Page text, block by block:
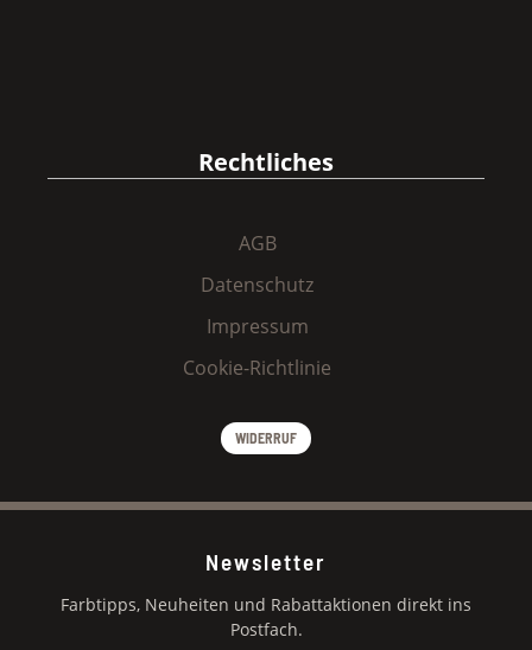
Rechtliches
AGB
Datenschutz
Impressum
Cookie-Richtlinie
WIDERRUF
Newsletter
Farbtipps, Neuheiten und Rabattaktionen direkt ins
Postfach.